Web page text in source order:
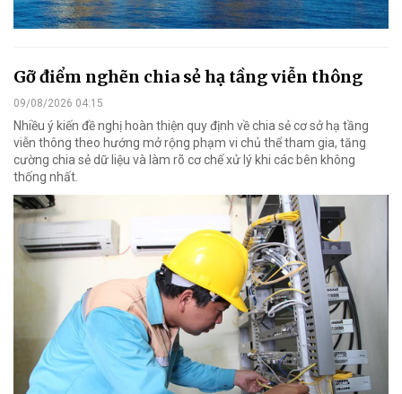
Gỡ điểm nghẽn chia sẻ hạ tầng viễn thông
09/08/2026 04:15
Nhiều ý kiến đề nghị hoàn thiện quy định về chia sẻ cơ sở hạ tầng
viễn thông theo hướng mở rộng phạm vi chủ thể tham gia, tăng
cường chia sẻ dữ liệu và làm rõ cơ chế xử lý khi các bên không
thống nhất.